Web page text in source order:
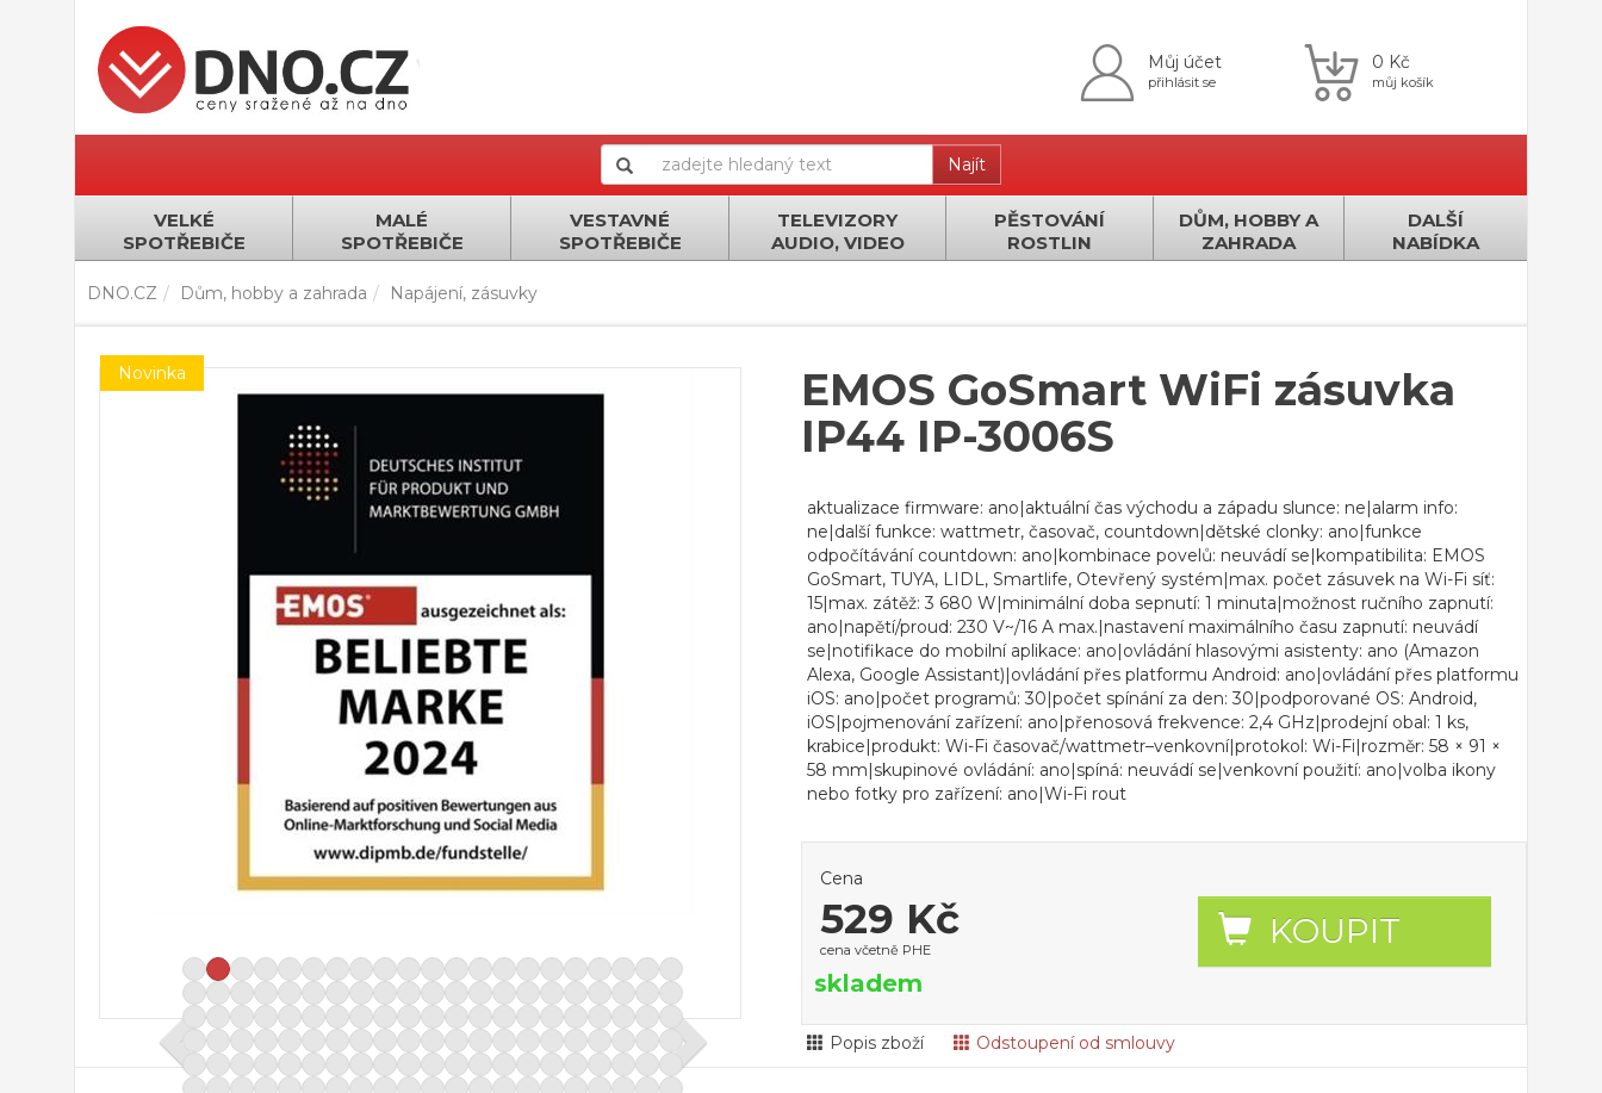
Můj účet
přihlásit se
0 Kč
můj košík
Najít
VELKÉ
SPOTŘEBIČE
MALÉ
SPOTŘEBIČE
VESTAVNÉ
SPOTŘEBIČE
TELEVIZORY
AUDIO, VIDEO
PĚSTOVÁNÍ
ROSTLIN
DŮM, HOBBY A
ZAHRADA
DALŠÍ
NABÍDKA
DNO.CZ Dům, hobby a zahrada Napájení, zásuvky
Novinka
EMOS GoSmart WiFi zásuvka
IP44 IP-3006S
aktualizace firmware: ano|aktuální čas východu a západu slunce: ne|alarm info:
ne|další funkce: wattmetr, časovač, countdown|dětské clonky: ano|funkce
odpočítávání countdown: ano|kombinace povelů: neuvádí se|kompatibilita: EMOS
GoSmart, TUYA, LIDL, Smartlife, Otevřený systém|max. počet zásuvek na Wi-Fi síť:
15|max. zátěž: 3 680 W|minimální doba sepnutí: 1 minuta|možnost ručního zapnutí:
ano|napětí/proud: 230 V~/16 A max.|nastavení maximálního času zapnutí: neuvádí
se|notifikace do mobilní aplikace: ano|ovládání hlasovými asistenty: ano (Amazon
Alexa, Google Assistant)|ovládání přes platformu Android: ano|ovládání přes platformu
iOS: ano|počet programů: 30|počet spínání za den: 30|podporované OS: Android,
iOS|pojmenování zařízení: ano|přenosová frekvence: 2,4 GHz|prodejní obal: 1 ks,
krabice|produkt: Wi-Fi časovač/wattmetr–venkovní|protokol: Wi-Fi|rozměr: 58 × 91 ×
58 mm|skupinové ovládání: ano|spíná: neuvádí se|venkovní použití: ano|volba ikony
nebo fotky pro zařízení: ano|Wi-Fi rout
Cena
529 Kč
cena včetně PHE KOUPIT
skladem
Popis zboží Odstoupení od smlouvy